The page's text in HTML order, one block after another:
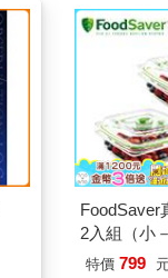
FoodSaver
2入組（小
特價 799